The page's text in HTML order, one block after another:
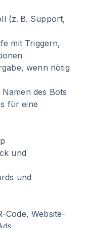
(z. B. Support,
mit Triggern,
wenn nötig
des Bots
für eine
und
und
Code, Website-